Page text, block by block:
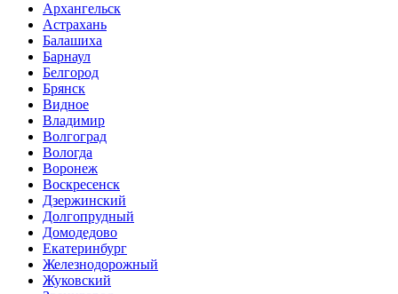
Архангельск
Астрахань
Балашиха
Барнаул
Белгород
Брянск
Видное
Владимир
Волгоград
Вологда
Воронеж
Воскресенск
Дзержинский
Долгопрудный
Домодедово
Екатеринбург
Железнодорожный
Жуковский